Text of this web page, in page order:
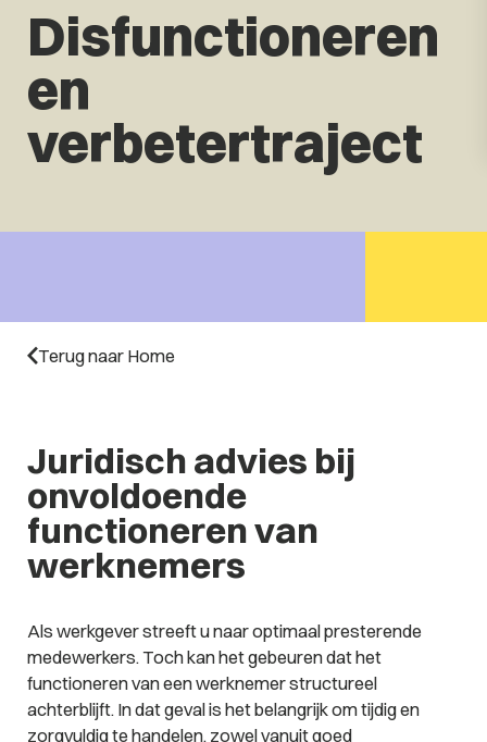
Disfunctioneren
en
verbetertraject
Terug naar Home
Juridisch advies bij
onvoldoende
functioneren van
werknemers
Als werkgever streeft u naar optimaal presterende
medewerkers. Toch kan het gebeuren dat het
functioneren van een werknemer structureel
achterblijft. In dat geval is het belangrijk om tijdig en
zorgvuldig te handelen, zowel vanuit goed